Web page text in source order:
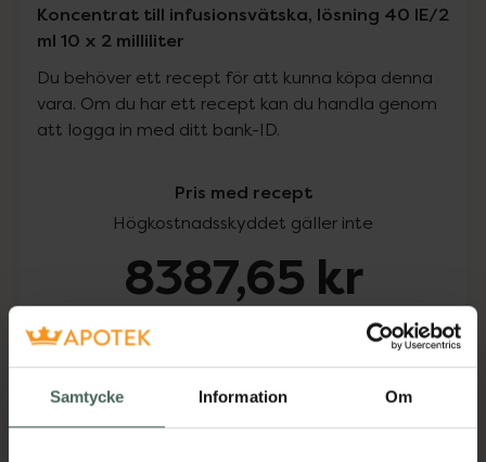
Samtycke Information Om
Koncentrat till infusionsvätska, lösning 40 IE/2
ml 10 x 2 milliliter
Du behöver ett recept för att kunna köpa denna
vara. Om du har ett recept kan du handla genom
att logga in med ditt bank-ID.
Pris med recept
Högkostnadsskyddet gäller inte
8387,65 kr
Köp via ditt recept